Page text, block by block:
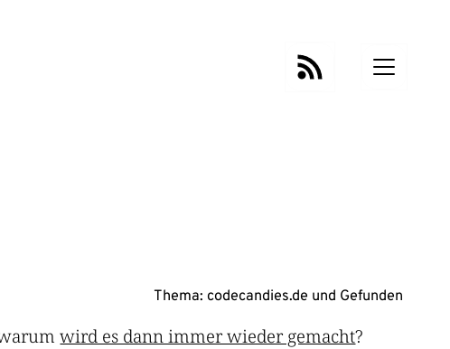
Thema:codecandies.de und Gefunden
warumwird es dann immer wieder gemacht?